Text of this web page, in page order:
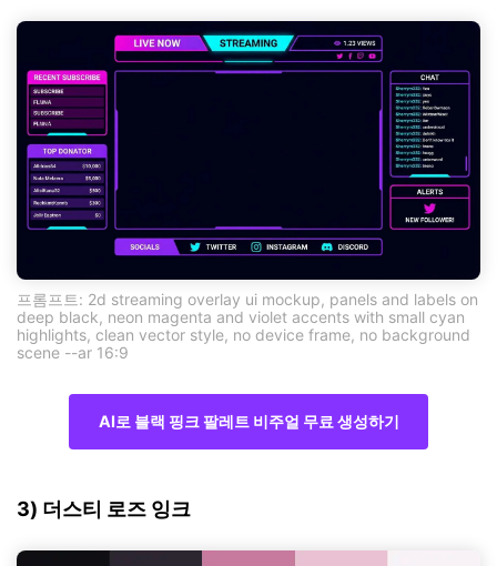
프롬프트: 2d streaming overlay ui mockup, panels and labels on
deep black, neon magenta and violet accents with small cyan
highlights, clean vector style, no device frame, no background
scene --ar 16:9
AI로 블랙 핑크 팔레트 비주얼 무료 생성하기
3) 더스티 로즈 잉크